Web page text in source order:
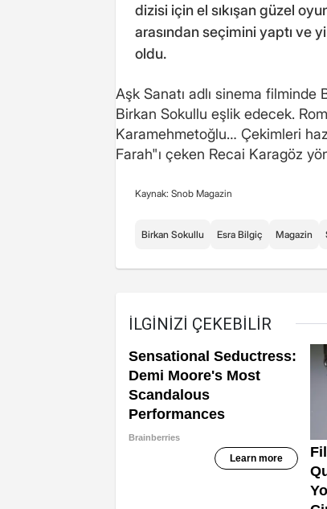
dizisi için el sıkışan güzel
arasından seçimini yaptı ve
oldu.
Aşk Sanatı adlı sinema filminde
Birkan Sokullu eşlik edecek.
Karamehmetoğlu… Çekimleri
Farah"ı çeken Recai Karagöz
Kaynak: Snob Magazin
Birkan Sokullu Esra Bilgiç Magazin